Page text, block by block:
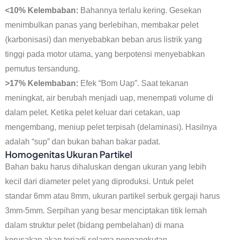
<10% Kelembaban: Bahannya terlalu kering. Gesekan
menimbulkan panas yang berlebihan, membakar pelet
(karbonisasi) dan menyebabkan beban arus listrik yang
tinggi pada motor utama, yang berpotensi menyebabkan
pemutus tersandung.
>17% Kelembaban: Efek “Bom Uap”. Saat tekanan
meningkat, air berubah menjadi uap, menempati volume di
dalam pelet. Ketika pelet keluar dari cetakan, uap
mengembang, meniup pelet terpisah (delaminasi). Hasilnya
adalah “sup” dan bukan bahan bakar padat.
Homogenitas Ukuran Partikel
Bahan baku harus dihaluskan dengan ukuran yang lebih
kecil dari diameter pelet yang diproduksi. Untuk pelet
standar 6mm atau 8mm, ukuran partikel serbuk gergaji harus
3mm-5mm. Serpihan yang besar menciptakan titik lemah
dalam struktur pelet (bidang pembelahan) di mana